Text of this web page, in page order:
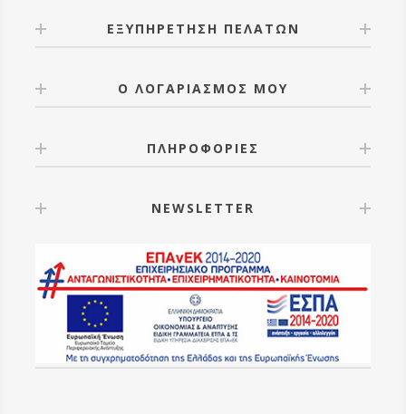
ΕΞΥΠΗΡΕΤΗΣΗ ΠΕΛΑΤΩΝ
Ο ΛΟΓΑΡΙΑΣΜΟΣ ΜΟΥ
ΠΛΗΡΟΦΟΡΙΕΣ
NEWSLETTER